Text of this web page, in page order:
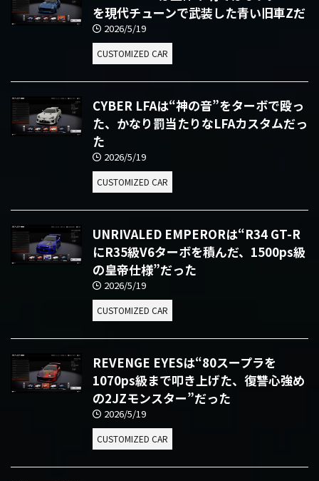
を現代チューンで武装した青い旧車Zだ
2026/5/19
CUSTOMIZED CAR
CYBER LFAは“神の音”をターボで殴っ
た、かなり罰当たりなLFAカスタムだっ
た
2026/5/19
CUSTOMIZED CAR
UNRIVALED EMPERORは“R34 GT-R
にR35級V6ターボを積んだ、1500ps級
の皇帝仕様”だった
2026/5/19
CUSTOMIZED CAR
REVENGE EYESは“80スープラを
1070ps級まで叩き上げた、復讐心強め
の2JZモンスター”だった
2026/5/19
CUSTOMIZED CAR